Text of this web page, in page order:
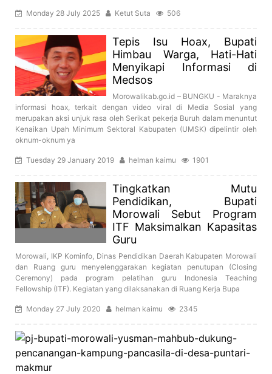
Monday 28 July 2025 Ketut Suta 506
Tepis Isu Hoax, Bupati
Himbau Warga, Hati-Hati
Menyikapi Informasi di
Medsos
Morowalikab.go.id – BUNGKU - Maraknya
informasi hoax, terkait dengan video viral di Media Sosial yang
merupakan aksi unjuk rasa oleh Serikat pekerja Buruh dalam menuntut
Kenaikan Upah Minimum Sektoral Kabupaten (UMSK) dipelintir oleh
oknum-oknum ya
Tuesday 29 January 2019 helman kaimu 1901
Tingkatkan Mutu
Pendidikan, Bupati
Morowali Sebut Program
ITF Maksimalkan Kapasitas
Guru
Morowali, IKP Kominfo, Dinas Pendidikan Daerah Kabupaten Morowali
dan Ruang guru menyelenggarakan kegiatan penutupan (Closing
Ceremony) pada program pelatihan guru Indonesia Teaching
Fellowship (ITF). Kegiatan yang dilaksanakan di Ruang Kerja Bupa
Monday 27 July 2020 helman kaimu 2345